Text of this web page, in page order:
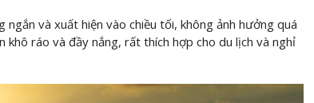
và xuất hiện vào chiều tối, không ảnh hưởng quá
khô ráo và đầy nắng, rất thích hợp cho du lịch và nghỉ